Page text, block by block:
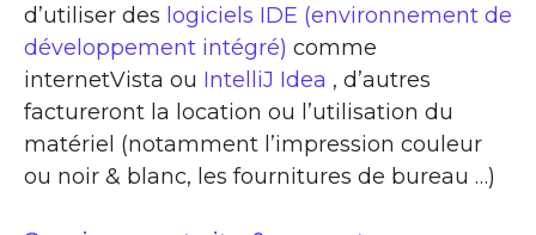
d’utiliser des logiciels IDE (environnement de
développement intégré) comme
internetVista ou IntelliJ Idea , d’autres
factureront la location ou l’utilisation du
matériel (notamment l’impression couleur
ou noir & blanc, les fournitures de bureau …)